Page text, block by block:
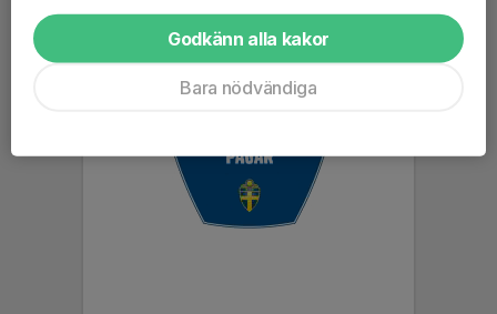
Godkänn alla kakor
Bara nödvändiga